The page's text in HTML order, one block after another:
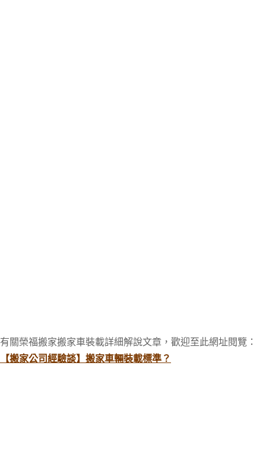
有關榮福搬家搬家車裝載詳細解說文章，歡迎至此網址閱覽：
【搬家公司經驗談】搬家車輛裝載標準？